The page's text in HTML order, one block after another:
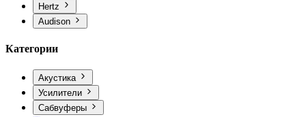
Hertz
Audison
Категории
Акустика
Усилители
Сабвуферы